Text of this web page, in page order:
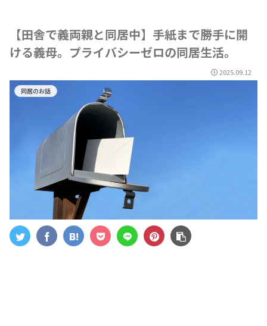
【田舎で義両親と同居中】手紙まで勝手に開
ける義母。プライバシーゼロの同居生活。
2025.09.12
同居のお話